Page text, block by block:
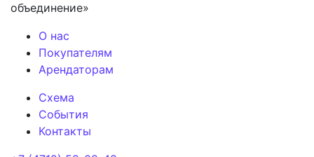
объединение»
О нас
Покупателям
Арендаторам
Схема
События
Контакты